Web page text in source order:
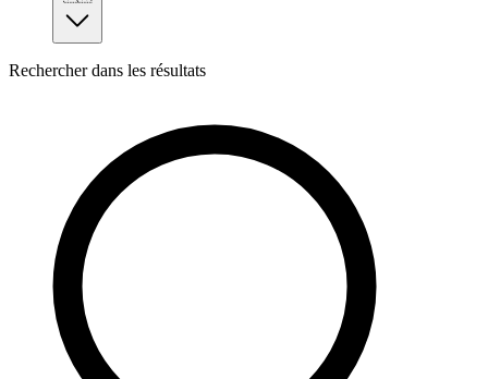
Rechercher dans les résultats